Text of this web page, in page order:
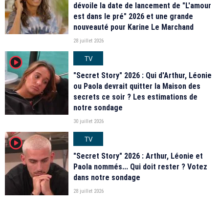
dévoile la date de lancement de "L'amour
est dans le pré" 2026 et une grande
nouveauté pour Karine Le Marchand
28 juillet 2026
player2
TV
"Secret Story" 2026 : Qui d'Arthur, Léonie
ou Paola devrait quitter la Maison des
secrets ce soir ? Les estimations de
notre sondage
30 juillet 2026
player2
TV
"Secret Story" 2026 : Arthur, Léonie et
Paola nommés... Qui doit rester ? Votez
dans notre sondage
28 juillet 2026